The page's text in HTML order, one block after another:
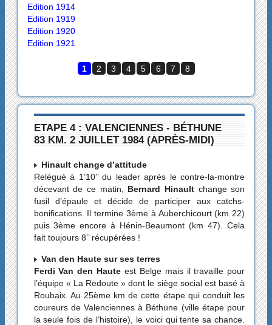
Edition 1914
Edition 1919
Edition 1920
Edition 1921
1 2 3 4 5 6 7 8
ETAPE 4 : VALENCIENNES - BÉTHUNE
83 KM. 2 JUILLET 1984 (APRÈS-MIDI)
Hinault change d’attitude
Relégué à 1’10’’ du leader après le contre-la-montre
décevant de ce matin, Bernard Hinaultchange son
fusil d’épaule et décide de participer aux catchs-
bonifications. Il termine 3ème à Auberchicourt (km 22)
puis 3ème encore à Hénin-Beaumont (km 47). Cela
fait toujours 8’’ récupérées !
Van den Haute sur ses terres
Ferdi Van den Haute est Belge mais il travaille pour
l’équipe « La Redoute » dont le siège social est basé à
Roubaix. Au 25ème km de cette étape qui conduit les
coureurs de Valenciennes à Béthune (ville étape pour
la seule fois de l’histoire), le voici qui tente sa chance.